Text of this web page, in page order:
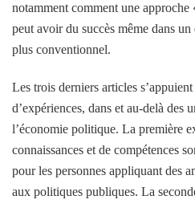
notamment comment une
peut avoir du succès même dans
plus conventionnel.
Les trois derniers articles
d’expériences, dans et au-delà des
l’économie politique. La première
connaissances et de compétences
pour les personnes appliquant des
aux politiques publiques. La